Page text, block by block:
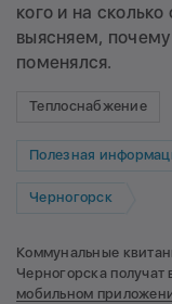
кого и на
выясняем,
поменялся.
Теплоснабжение
Полезная
Черногорск
Коммунальные
Черногорска
мобильном